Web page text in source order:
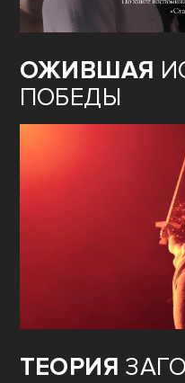
ОЖИВШАЯ
ПОБЕДЫ
ТЕОРИЯ